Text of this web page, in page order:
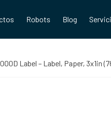
Robots Blog
Label – Label, Paper, 3x1in